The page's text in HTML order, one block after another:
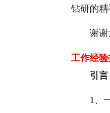
钻研的
谢谢
工作经
引言
1、